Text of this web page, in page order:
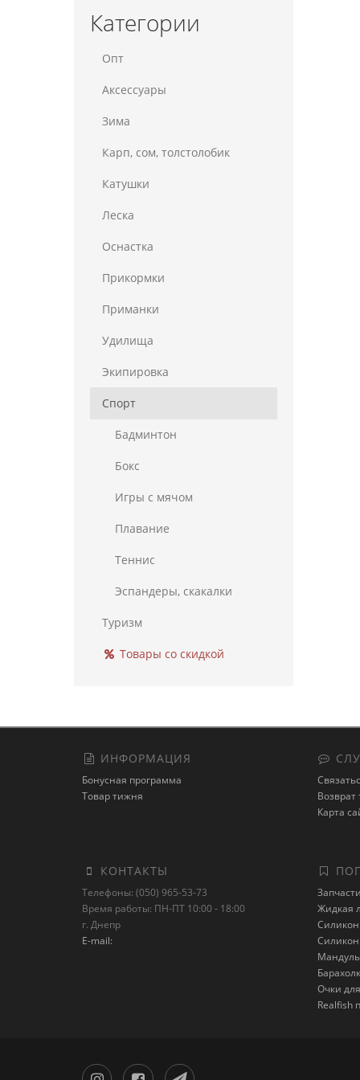
Категории
Опт
Аксессуары
Зима
Карп, сом, толстолобик
Катушки
Леска
Оснастка
Прикормки
Приманки
Удилища
Экипировка
Спорт
Бадминтон
Бокс
Игры с мячом
Плавание
Теннис
Эспандеры, скакалки
Туризм
Товары со скидкой
ИНФОРМАЦИЯ
Бонусная программа
Товар тижня
Возврат
Карта
КОНТАКТЫ
Телефоны: (050) 965-53-73
Время работы: ПН-ПТ 10:00 - 18:00
г. Днепр
E-mail:
Жидкая
Силикон
Очки
Realfish